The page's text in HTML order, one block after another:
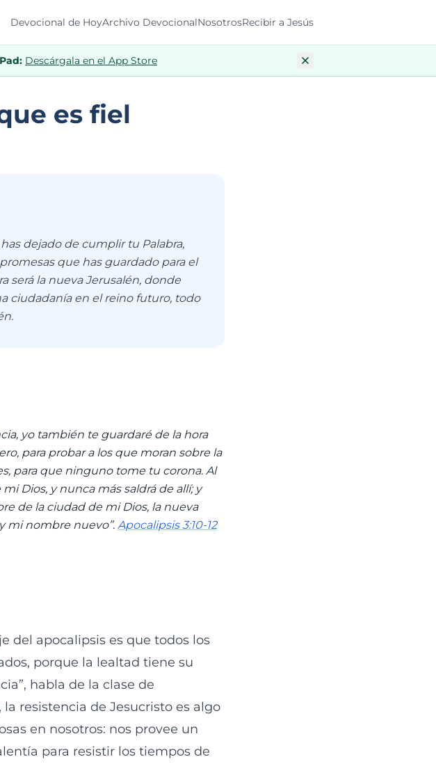
Devocional de HoyArchivo DevocionalNosotrosRecibir a Jesús
Descárgala en el App Store
es fiel
dejado de cumplir tu Palabra,
que has guardado para el
será la nueva Jerusalén, donde
ciudadanía en el reino futuro, todo
yo también te guardaré de la hora
para probar a los que moran sobre la
para que ninguno tome tu corona. Al
Dios, y nunca más saldrá de allí; y
de la ciudad de mi Dios, la nueva
mi nombre nuevo”. Apocalipsis 3:10-12
del apocalipsis es que todos los
porque la lealtad tiene su
habla de la clase de
resistencia de Jesucristo es algo
en nosotros: nos provee un
para resistir los tiempos de